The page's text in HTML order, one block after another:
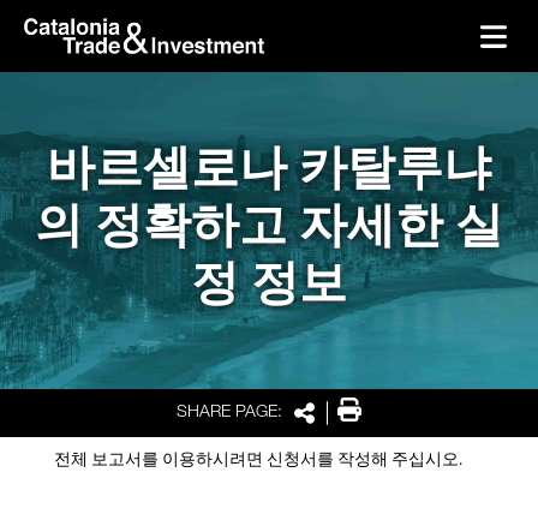
Skip to Main Content
skip-to-content
SHARE PAGE: SharePrint
바르셀로나 카탈루냐
의 정확하고 자세한 실
정 정보
전체 보고서를 이용하시려면 신청서를 작성해 주십시오.